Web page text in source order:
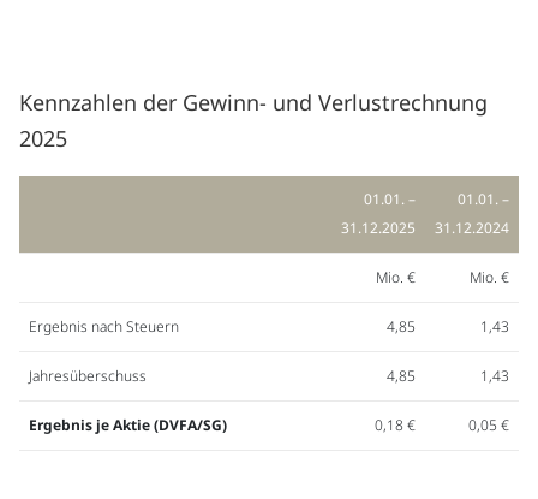
Kennzahlen der Gewinn- und Verlustrechnung
2025
01.01. –
31.12.2025
01.01. –
31.12.2024
Mio. € Mio. €
Ergebnis nach Steuern 4,85 1,43
Jahresüberschuss 4,85 1,43
Ergebnis je Aktie (DVFA/SG) 0,18 € 0,05 €